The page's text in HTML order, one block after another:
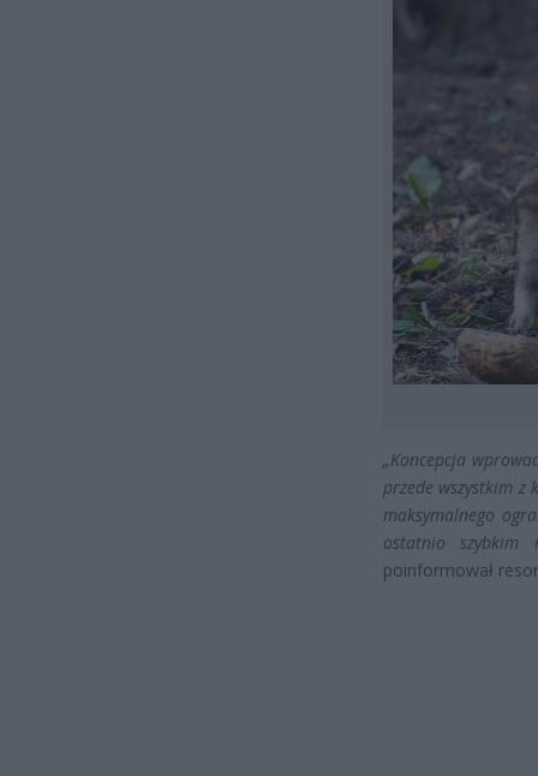
„Koncepcja
przede wszystkim z
maksymalnego
ostatnio szybkim
poinformował